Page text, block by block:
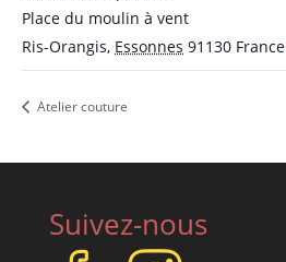
Place du moulin à vent
Ris-Orangis, Essonnes 91130 France
Atelier couture
Suivez-nous